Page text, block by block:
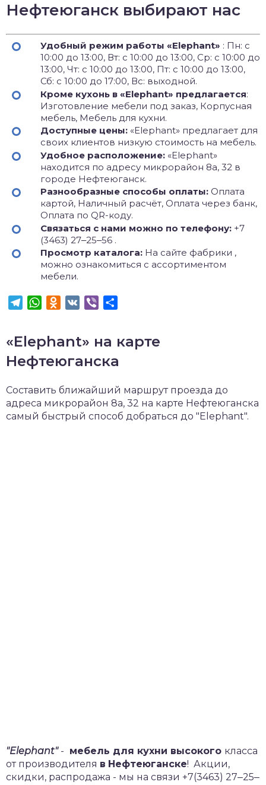
Нефтеюганск выбирают нас
Удобный режим работы «Elephant» : Пн: с
10:00 до 13:00, Вт: с 10:00 до 13:00, Ср: с 10:00 до
13:00, Чт: с 10:00 до 13:00, Пт: с 10:00 до 13:00,
Сб: с 10:00 до 17:00, Вс: выходной.
Кроме кухонь в «Elephant» предлагается:
Изготовление мебели под заказ, Корпусная
мебель, Мебель для кухни.
Доступные цены: «Elephant» предлагает для
своих клиентов низкую стоимость на мебель.
Удобное расположение: «Elephant»
находится по адресу микрорайон 8а, 32 в
городе Нефтеюганск.
Разнообразные способы оплаты: Оплата
картой, Наличный расчёт, Оплата через банк,
Оплата по QR-коду.
Связаться с нами можно по телефону: +7
(3463) 27‒25‒56 .
Просмотр каталога: На сайте фабрики ,
можно ознакомиться с ассортиментом
мебели.
TelegramWhatsApp
Odnoklassniki
VK Viber
«Elephant» на карте
Нефтеюганска
Составить ближайший маршрут проезда до
адреса микрорайон 8а, 32 на карте Нефтеюганска
самый быстрый способ добраться до "Elephant".
"Elephant"- мебель для кухни высокого класса
от производителя в Нефтеюганске! Акции,
скидки, распродажа - мы на связи +7(3463) 27‒25‒